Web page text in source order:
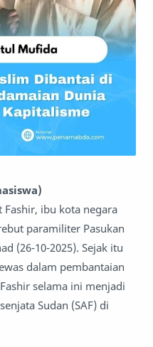
ibu kota negara
paramiliter Pasukan
(26-10-2025). Sejak itu
dalam pembantaian
selama ini menjadi
Sudan (SAF) di